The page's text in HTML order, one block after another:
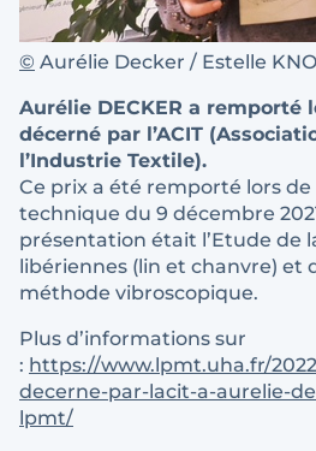
© Aurélie Decker / Estelle
Aurélie DECKER a remporté
décerné par l’ACIT
l’Industrie Textile).
Ce prix a été remporté lors
technique du 9 décembre
présentation était l’Etude de
libériennes (lin et chanvre) et
méthode vibroscopique.
Plus d’informations sur
: https://www.lpmt.uha.fr/
decerne-par-lacit-a-aurelie-
lpmt/